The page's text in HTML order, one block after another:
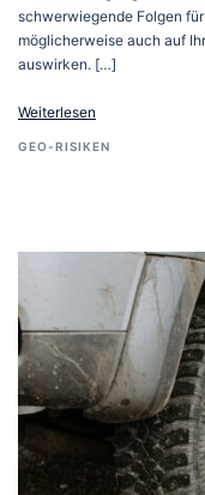
schwerwiegende Folgen
möglicherweise auch auf
auswirken. […]
Weiterlesen
GEO-RISIKEN